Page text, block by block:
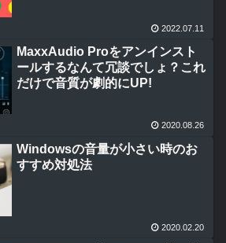
2022.07.11
MaxxAudio Proをアンインスト
ールするなんて冗談でしょ？これ
だけで音質が劇的にUP!
2020.08.26
Windowsの音量が小さい時のお
すすめ対処法
2020.02.20